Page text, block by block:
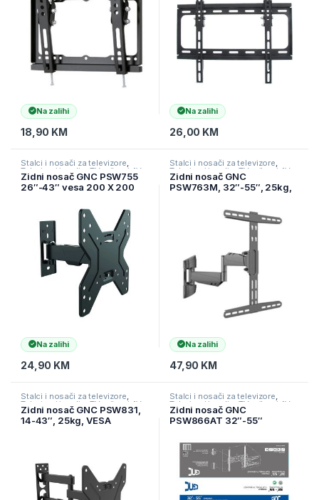
Na zalihi
18,90 KM
Na zalihi
26,00 KM
Stalci i nosači za televizore,
Televizori i audio ,TV pribor i AV
kablovi
Zidni nosač GNC PSW755
26″-43″ vesa 200 X 200
Na zalihi
24,90 KM
Stalci i nosači za televizore,
Televizori i audio ,TV pribor i AV
kablovi
Zidni nosač GNC
PSW763M, 32″-55″, 25kg,
Na zalihi
47,90 KM
Stalci i nosači za televizore,
Televizori i audio ,TV pribor i AV
kablovi
Zidni nosač GNC PSW831,
14-43″, 25kg, VESA
Stalci i nosači za televizore,
Televizori i audio ,TV pribor i AV
kablovi
Zidni nosač GNC
PSW866AT 32″-55″
30kg